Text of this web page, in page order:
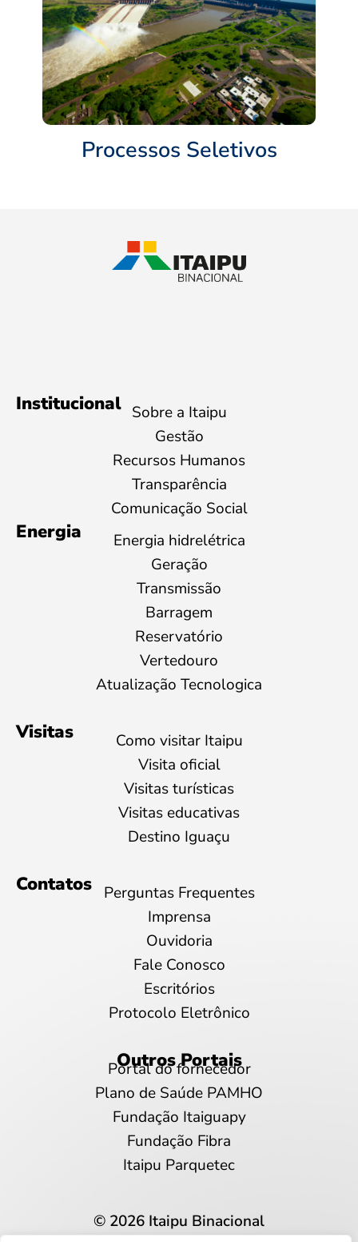
Processos Seletivos
Institucional Sobre a Itaipu
Gestão
Recursos Humanos
Transparência
Comunicação Social
Energia
Energia hidrelétrica
Geração
Transmissão
Barragem
Reservatório
Vertedouro
Atualização Tecnologica
Visitas
Como visitar Itaipu
Visita oficial
Visitas turísticas
Visitas educativas
Destino Iguaçu
Contatos
Perguntas Frequentes
Imprensa
Ouvidoria
Fale Conosco
Escritórios
Protocolo Eletrônico
Outros Portais
Portal do fornecedor
Plano de Saúde PAMHO
Fundação Itaiguapy
Fundação Fibra
Itaipu Parquetec
© 2026 Itaipu Binacional